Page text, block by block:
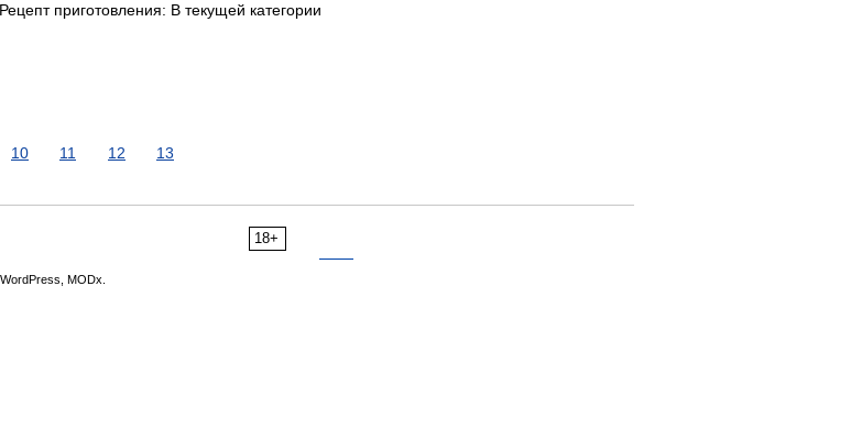
приготовления: В текущей категории
10 11 12 13
18+
WordPress, MODx.